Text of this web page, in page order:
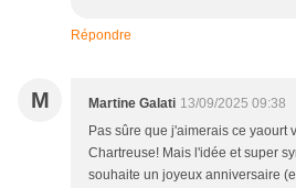
Répondre
M Martine Galati 13/09/2025 09:38
Pas sûre que j'aimerais ce yaourt
Chartreuse! Mais l'idée et super
souhaite un joyeux anniversaire